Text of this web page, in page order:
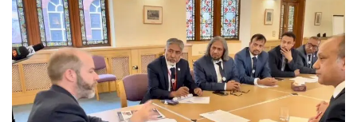
যোগাযোগ
ধর্ম ও জীবন
ভিডিও